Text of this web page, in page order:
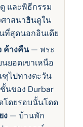
และพิธีกรรม
าสนาฮินดูใน
ที่สุดนอกอินเดีย
ค้างคืน— พระ
ยอดเขาเหนือ
ไปทางตะวัน
นของ Durbar
โดยรอบนั้นโดด
ง— บ้านพัก